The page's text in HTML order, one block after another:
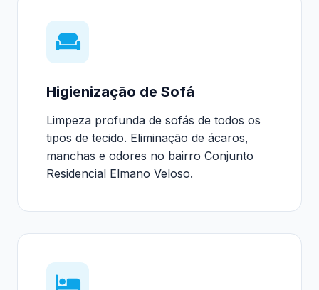
Higienização de Sofá
Limpeza profunda de sofás de todos os
tipos de tecido. Eliminação de ácaros,
manchas e odores no bairro Conjunto
Residencial Elmano Veloso.